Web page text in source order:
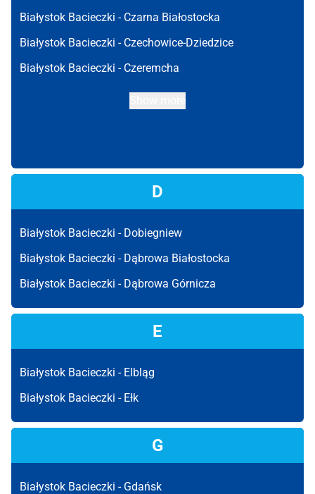
Białystok Bacieczki - Czarna Białostocka
Białystok Bacieczki - Czechowice-Dziedzice
Białystok Bacieczki - Czeremcha
D
Białystok Bacieczki - Dobiegniew
Białystok Bacieczki - Dąbrowa Białostocka
Białystok Bacieczki - Dąbrowa Górnicza
E
Białystok Bacieczki - Elbląg
Białystok Bacieczki - Ełk
G
Białystok Bacieczki - Gdańsk